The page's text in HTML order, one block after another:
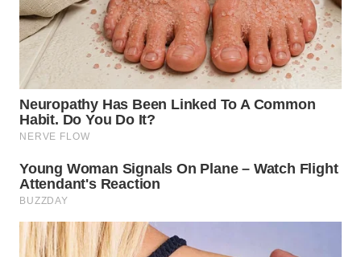
MALUT
WN
DAIRI
WN
DANAU
TOBA
WN
NIAS
WN